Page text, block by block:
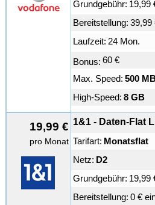
Grundgebühr: 19,99
Bereitstellung: 39,99
Laufzeit: 24 Mon.
Bonus: 60 €
Max. Speed: 500
High-Speed: 8 GB
19,99 €
pro Monat
1&1 - Daten-Flat
Tarifart: Monatsflat
Netz: D2
Grundgebühr: 19,99
Bereitstellung: 0 €